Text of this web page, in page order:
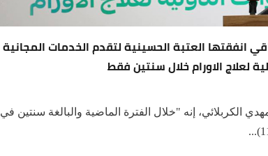
(25) مليار دينار عراقي انفقتها العتبة الحسينية لتقدم الخدمات المجانية
الاورام خلال سنتين فقط
الكربلائي، إنه "خلال الفترة الماضية والبالغة سنتين في